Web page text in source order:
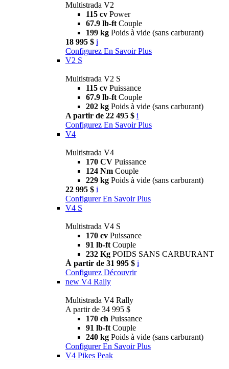
Multistrada V2
115 cv Power
67.9 lb-ft Couple
199 kg Poids à vide (sans carburant)
18 995 $ i
Configurez En Savoir Plus
V2 S
Multistrada V2 S
115 cv Puissance
67.9 lb-ft Couple
202 kg Poids à vide (sans carburant)
A partir de 22 495 $ i
Configurez En Savoir Plus
V4
Multistrada V4
170 CV Puissance
124 Nm Couple
229 kg Poids à vide (sans carburant)
22 995 $ i
Configurer En Savoir Plus
V4 S
Multistrada V4 S
170 cv Puissance
91 lb-ft Couple
232 Kg POIDS SANS CARBURANT
À partir de 31 995 $ i
Configurez Découvrir
new V4 Rally
Multistrada V4 Rally
A partir de 34 995 $
170 ch Puissance
91 lb-ft Couple
240 kg Poids à vide (sans carburant)
Configurer En Savoir Plus
V4 Pikes Peak